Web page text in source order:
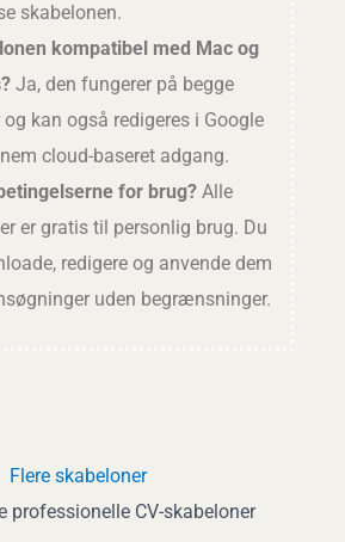
skabelonen.
kompatibel med Mac og
Ja, den fungerer på begge
kan også redigeres i Google
cloud-baseret adgang.
for brug?Alle
er gratis til personlig brug. Du
redigere og anvende dem
uden begrænsninger.
Flere skabeloner
professionelle CV-skabeloner